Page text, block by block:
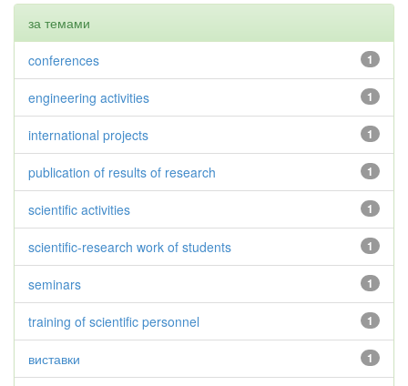
за темами
1
conferences
1
engineering activities
1
international projects
1
publication of results of research
1
scientific activities
1
scientific-research work of students
1
seminars
1
training of scientific personnel
1
виставки